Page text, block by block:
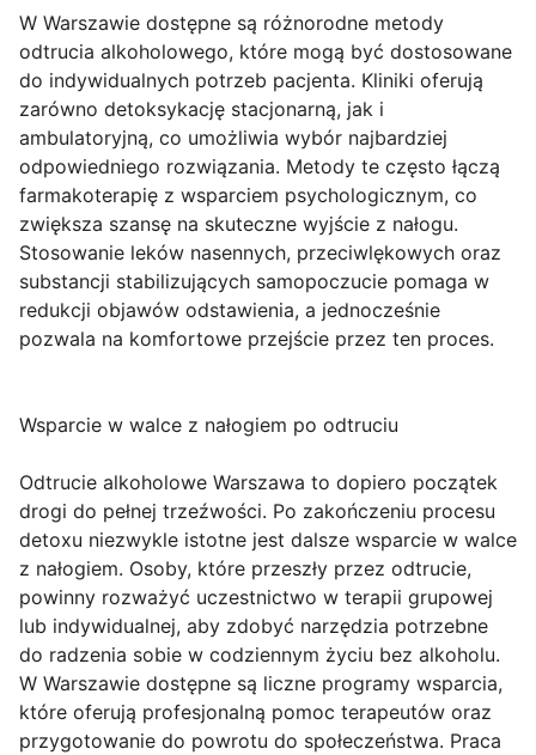
W Warszawie dostępne są różnorodne metody
odtrucia alkoholowego, które mogą być dostosowane
do indywidualnych potrzeb pacjenta. Kliniki oferują
zarówno detoksykację stacjonarną, jak i
ambulatoryjną, co umożliwia wybór najbardziej
odpowiedniego rozwiązania. Metody te często łączą
farmakoterapię z wsparciem psychologicznym, co
zwiększa szansę na skuteczne wyjście z nałogu.
Stosowanie leków nasennych, przeciwlękowych oraz
substancji stabilizujących samopoczucie pomaga w
redukcji objawów odstawienia, a jednocześnie
pozwala na komfortowe przejście przez ten proces.
Wsparcie w walce z nałogiem po odtruciu
Odtrucie alkoholowe Warszawa to dopiero początek
drogi do pełnej trzeźwości. Po zakończeniu procesu
detoxu niezwykle istotne jest dalsze wsparcie w walce
z nałogiem. Osoby, które przeszły przez odtrucie,
powinny rozważyć uczestnictwo w terapii grupowej
lub indywidualnej, aby zdobyć narzędzia potrzebne
do radzenia sobie w codziennym życiu bez alkoholu.
W Warszawie dostępne są liczne programy wsparcia,
które oferują profesjonalną pomoc terapeutów oraz
przygotowanie do powrotu do społeczeństwa. Praca